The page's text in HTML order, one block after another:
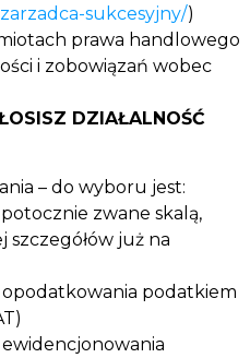
sukcesyjny/)
prawa handlowego
i zobowiązań wobec
DZIAŁALNOŚĆ
– do wyboru jest:
zwane skalą,
szczegółów już na
opodatkowania podatkiem